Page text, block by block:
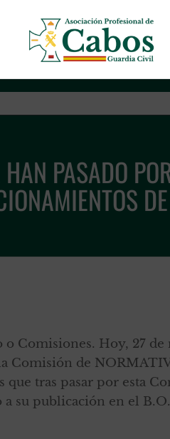
Asociación
PASADO
Comisiones. Hoy, 27
Comisión de
tras pasar por esta
su publicación en el